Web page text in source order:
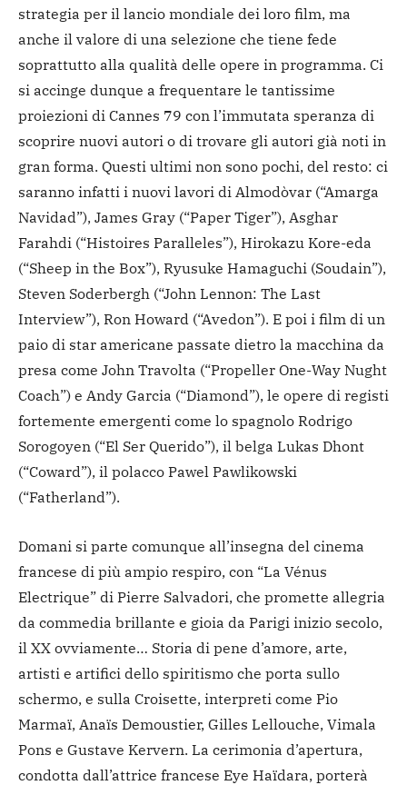
strategia per il lancio mondiale dei loro film, ma
anche il valore di una selezione che tiene fede
soprattutto alla qualità delle opere in programma. Ci
si accinge dunque a frequentare le tantissime
proiezioni di Cannes 79 con l’immutata speranza di
scoprire nuovi autori o di trovare gli autori già noti in
gran forma. Questi ultimi non sono pochi, del resto: ci
saranno infatti i nuovi lavori di Almodòvar (“Amarga
Navidad”), James Gray (“Paper Tiger”), Asghar
Farahdi (“Histoires Paralleles”), Hirokazu Kore-eda
(“Sheep in the Box”), Ryusuke Hamaguchi (Soudain”),
Steven Soderbergh (“John Lennon: The Last
Interview”), Ron Howard (“Avedon”). E poi i film di un
paio di star americane passate dietro la macchina da
presa come John Travolta (“Propeller One-Way Nught
Coach”) e Andy Garcia (“Diamond”), le opere di registi
fortemente emergenti come lo spagnolo Rodrigo
Sorogoyen (“El Ser Querido”), il belga Lukas Dhont
(“Coward”), il polacco Pawel Pawlikowski
(“Fatherland”).
Domani si parte comunque all’insegna del cinema
francese di più ampio respiro, con “La Vénus
Electrique” di Pierre Salvadori, che promette allegria
da commedia brillante e gioia da Parigi inizio secolo,
il XX ovviamente… Storia di pene d’amore, arte,
artisti e artifici dello spiritismo che porta sullo
schermo, e sulla Croisette, interpreti come Pio
Marmaï, Anaïs Demoustier, Gilles Lellouche, Vimala
Pons e Gustave Kervern. La cerimonia d’apertura,
condotta dall’attrice francese Eye Haïdara, porterà